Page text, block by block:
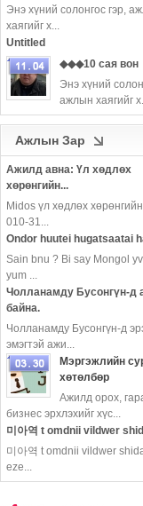
Энэ хүний ​​солонгос гэр,
хаягийг х...
Untitled
more
◆◆◆10 сая вон
Энэ хүний
ажлын хаягийг
Ажлын Зар
Ажилд авна: Үл хөдлөх
хөрөнгийн...
Midos үл хөдлөх
010-31...
Ondor huutei hugatsaatai
Sain bnu ? Bi say Mongol
yum ...
Чолланамду Бусонгүн-д
байна.
Чолланамду Бусонгүн-д
эмэгтэй ажи...
more
Мэргэжлийн
хөтөлбөр
Ажилд орох,
бизнес эрхлэхийг хүс...
미아역 t omdnii vildwer
미아역 t omdnii vildwer
eze...